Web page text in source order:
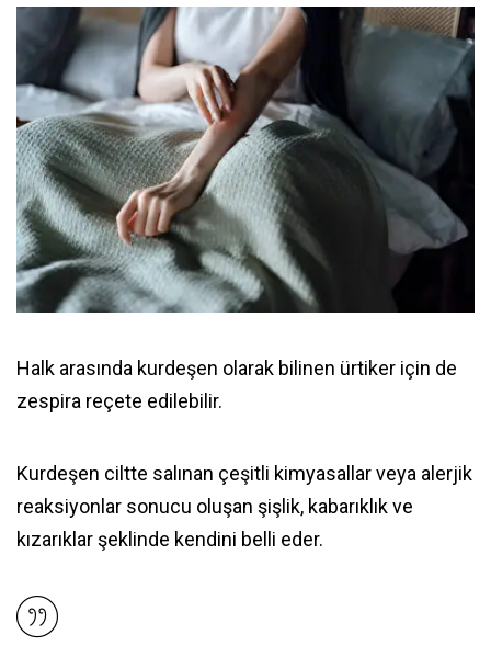
Halk arasında kurdeşen olarak bilinen ürtiker için de
zespira reçete edilebilir.
Kurdeşen ciltte salınan çeşitli kimyasallar veya alerjik
reaksiyonlar sonucu oluşan şişlik, kabarıklık ve
kızarıklar şeklinde kendini belli eder.